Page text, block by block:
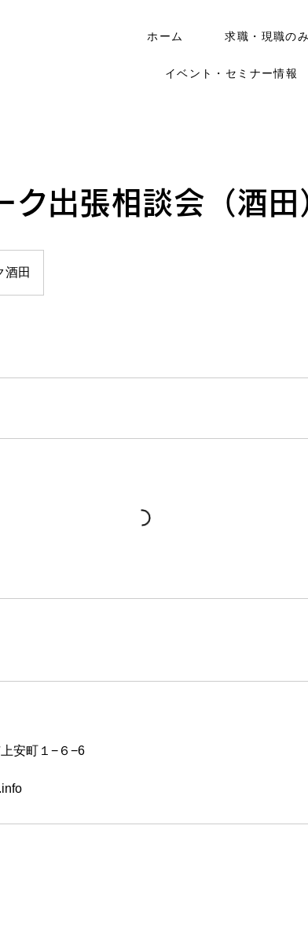
ホーム 求職・現職の
イベント・セミナー情報
ク出張相談会（酒田
酒田
安町１−６−6